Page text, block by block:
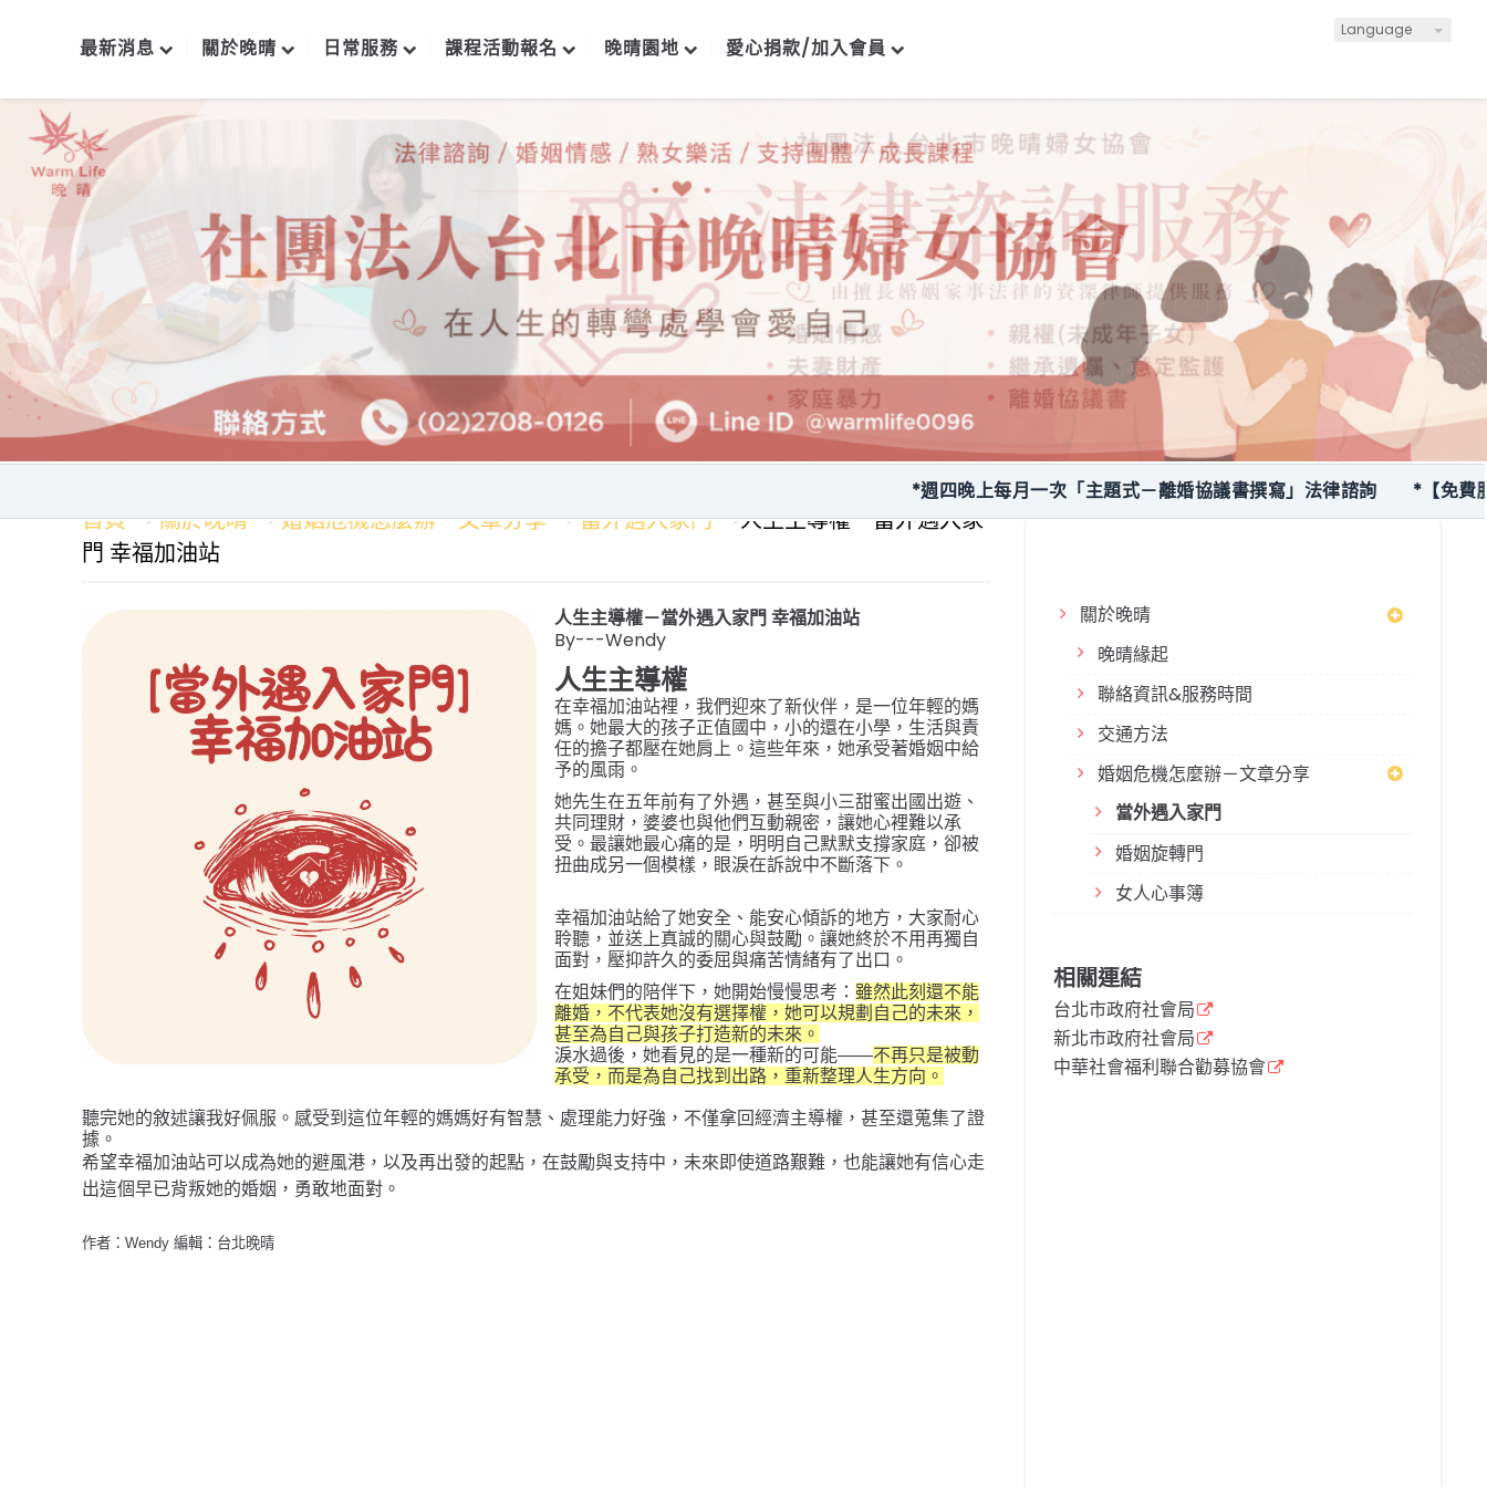
Language
最新消息 關於晚晴 日常服務 課程活動報名 晚晴園地 愛心捐款/加入會員
關於晚晴
晚晴緣起
聯絡資訊&服務時間
交通方法
婚姻危機怎麼辦－文章分享
當外遇入家門
婚姻旋轉門
女人心事簿
相關連結
台北市政府社會局
新北市政府社會局
中華社會福利聯合勸募協會
*週四晚上每月一次「主題式－離婚協議書撰寫」法律諮詢 *【免費服務】
首頁 關於晚晴 婚姻危機怎麼辦－文章分享 當外遇入家門
人生主導權－當外遇入家
門 幸福加油站
人生主導權－當外遇入家門 幸福加油站
By---Wendy
人生主導權
在幸福加油站裡，我們迎來了新伙伴，是一位年輕的媽
媽。她最大的孩子正值國中，小的還在小學，生活與責
任的擔子都壓在她肩上。這些年來，她承受著婚姻中給
予的風雨。
她先生在五年前有了外遇，甚至與小三甜蜜出國出遊、
共同理財，婆婆也與他們互動親密，讓她心裡難以承
受。最讓她最心痛的是，明明自己默默支撐家庭，卻被
扭曲成另一個模樣，眼淚在訴說中不斷落下。
幸福加油站給了她安全、能安心傾訴的地方，大家耐心
聆聽，並送上真誠的關心與鼓勵。讓她終於不用再獨自
面對，壓抑許久的委屈與痛苦情緒有了出口。
在姐妹們的陪伴下，她開始慢慢思考： 雖然此刻還不能
離婚，不代表她沒有選擇權，她可以規劃自己的未來，
甚至為自己與孩子打造新的未來。
淚水過後，她看見的是一種新的可能——不再只是被動
承受，而是為自己找到出路，重新整理人生方向。
聽完她的敘述讓我好佩服。感受到這位年輕的媽媽好有智慧、處理能力好強，不僅拿回經濟主導權，甚至還蒐集了證
據。
希望幸福加油站可以成為她的避風港，以及再出發的起點，在鼓勵與支持中， 未來即使道路艱難，也能讓她有信心走
出這個早已背叛她的婚姻，勇敢地面對。
作者：Wendy 編輯：台北晚晴